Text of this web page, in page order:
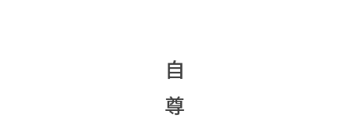
自
尊